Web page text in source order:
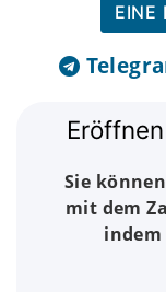
EINE
Sie
mit dem
indem